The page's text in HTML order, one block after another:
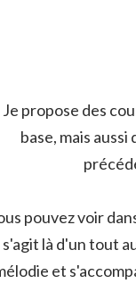
Je propose des
base, mais aussi
pouvez voir
s'agit là d'un tout
et